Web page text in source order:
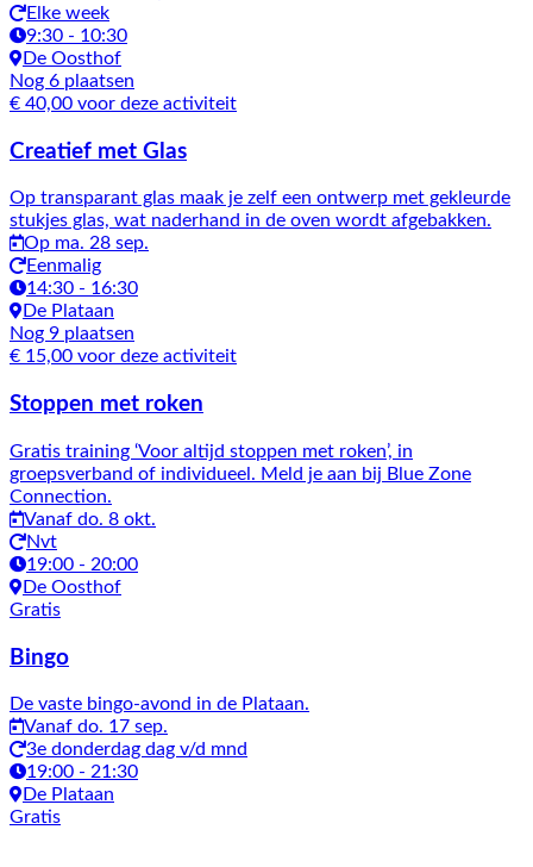
Elke week
9:30 - 10:30
De Oosthof
Nog 6 plaatsen
€ 40,00 voor deze activiteit
Creatief met Glas
Op transparant glas maak je zelf een ontwerp met gekleurde
stukjes glas, wat naderhand in de oven wordt afgebakken.
Op ma. 28 sep.
Eenmalig
14:30 - 16:30
De Plataan
Nog 9 plaatsen
€ 15,00 voor deze activiteit
Stoppen met roken
Gratis training ‘Voor altijd stoppen met roken’, in
groepsverband of individueel. Meld je aan bij Blue Zone
Connection.
Vanaf do. 8 okt.
Nvt
19:00 - 20:00
De Oosthof
Gratis
Bingo
De vaste bingo-avond in de Plataan.
Vanaf do. 17 sep.
3e donderdag dag v/d mnd
19:00 - 21:30
De Plataan
Gratis